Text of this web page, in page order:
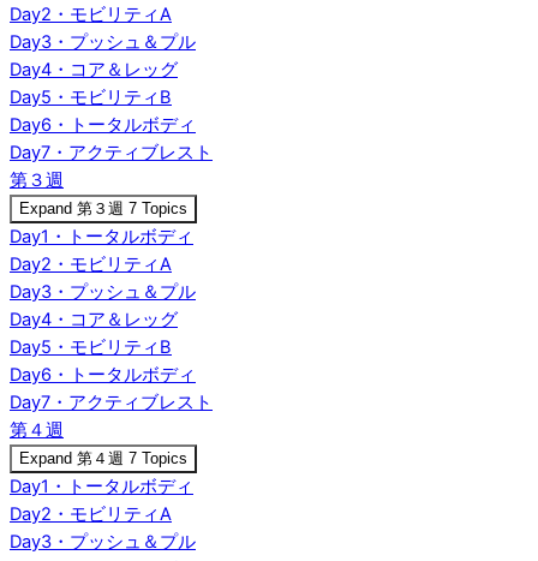
Day2・モビリティA
Day3・プッシュ＆プル
Day4・コア＆レッグ
Day5・モビリティB
Day6・トータルボディ
Day7・アクティブレスト
第３週
Expand 第３週 7 Topics
Day1・トータルボディ
Day2・モビリティA
Day3・プッシュ＆プル
Day4・コア＆レッグ
Day5・モビリティB
Day6・トータルボディ
Day7・アクティブレスト
第４週
Expand 第４週 7 Topics
Day1・トータルボディ
Day2・モビリティA
Day3・プッシュ＆プル